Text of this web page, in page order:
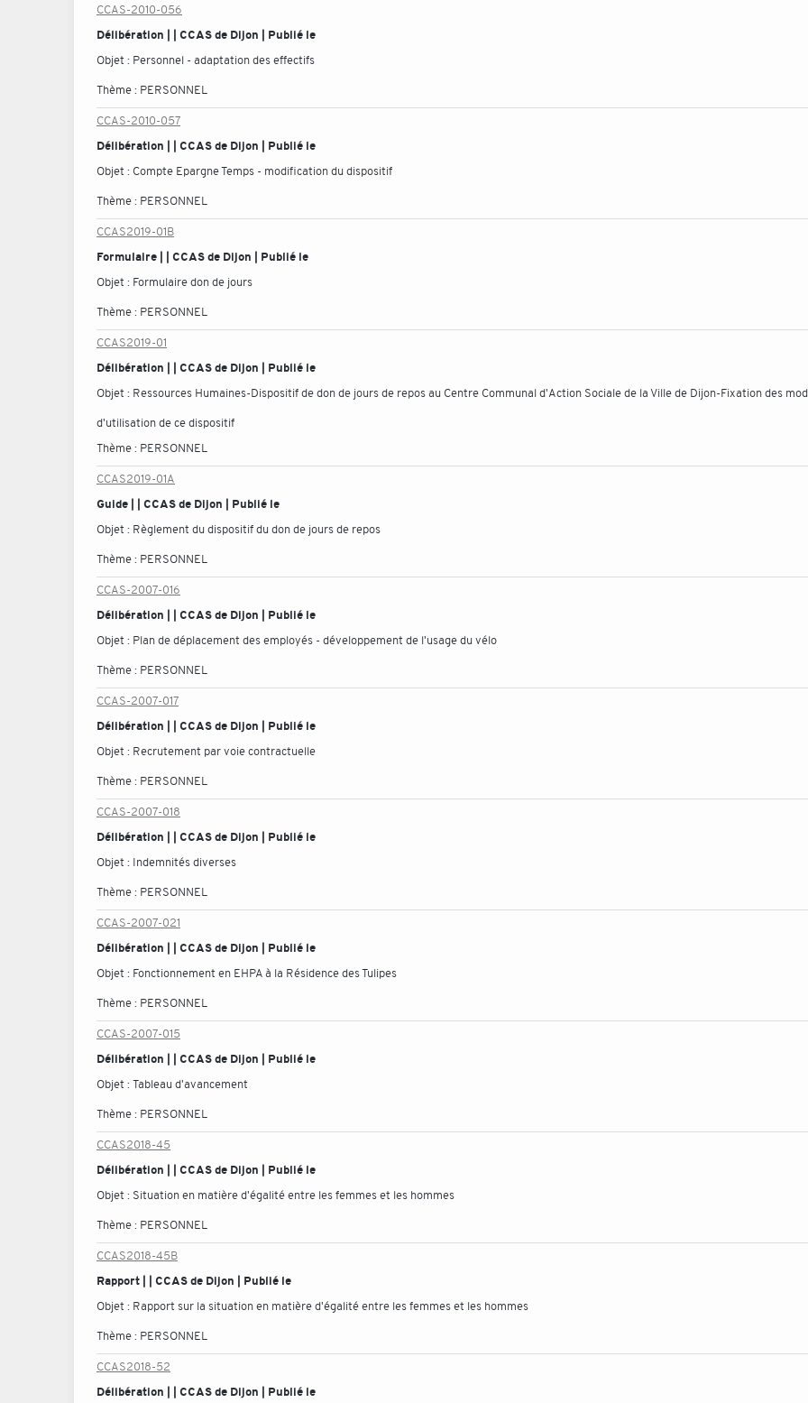
CCAS-2010-056
Délibération | | CCAS de Dijon | Publié le
Objet : Personnel - adaptation des effectifs
Thème : PERSONNEL
CCAS-2010-057
Délibération | | CCAS de Dijon | Publié le
Objet : Compte Epargne Temps - modification du dispositif
Thème : PERSONNEL
CCAS2019-01B
Formulaire | | CCAS de Dijon | Publié le
Objet : Formulaire don de jours
Thème : PERSONNEL
CCAS2019-01
Délibération | | CCAS de Dijon | Publié le
Objet : Ressources Humaines-Dispositif de don de jours de repos au Centre Communal d'Action Sociale de la Ville de Dijon-Fixation des
d'utilisation de ce dispositif
Thème : PERSONNEL
CCAS2019-01A
Guide | | CCAS de Dijon | Publié le
Objet : Règlement du dispositif du don de jours de repos
Thème : PERSONNEL
CCAS-2007-016
Délibération | | CCAS de Dijon | Publié le
Objet : Plan de déplacement des employés - développement de l'usage du vélo
Thème : PERSONNEL
CCAS-2007-017
Délibération | | CCAS de Dijon | Publié le
Objet : Recrutement par voie contractuelle
Thème : PERSONNEL
CCAS-2007-018
Délibération | | CCAS de Dijon | Publié le
Objet : Indemnités diverses
Thème : PERSONNEL
CCAS-2007-021
Délibération | | CCAS de Dijon | Publié le
Objet : Fonctionnement en EHPA à la Résidence des Tulipes
Thème : PERSONNEL
CCAS-2007-015
Délibération | | CCAS de Dijon | Publié le
Objet :Tableau d'avancement
Thème : PERSONNEL
CCAS2018-45
Délibération | | CCAS de Dijon | Publié le
Objet : Situation en matière d'égalité entre les femmes et les hommes
Thème : PERSONNEL
CCAS2018-45B
Rapport | | CCAS de Dijon | Publié le
Objet : Rapport sur la situation en matière d'égalité entre les femmes et les hommes
Thème : PERSONNEL
CCAS2018-52
Délibération | | CCAS de Dijon | Publié le